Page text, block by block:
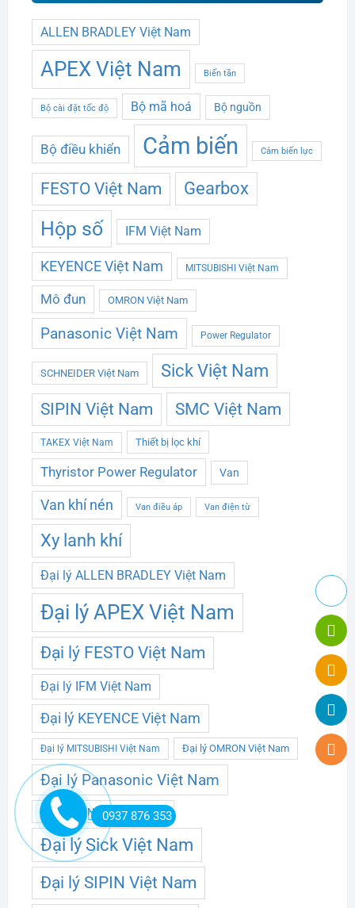
ALLEN BRADLEY Việt Nam
APEX Việt Nam Biến tần
Bộ cài đặt tốc độ Bộ mã hoá Bộ nguồn
Bộ điều khiển Cảm biến Cảm biến lực
FESTO Việt Nam Gearbox
Hộp số IFM Việt Nam
KEYENCE Việt Nam MITSUBISHI Việt Nam
Mô đun OMRON Việt Nam
Panasonic Việt Nam Power Regulator
SCHNEIDER Việt Nam Sick Việt Nam
SIPIN Việt Nam SMC Việt Nam
TAKEX Việt Nam Thiết bị lọc khí
Thyristor Power Regulator Van
Van khí nén Van điều áp Van điện từ
Xy lanh khí
Đại lý ALLEN BRADLEY Việt Nam
Đại lý APEX Việt Nam
Đại lý FESTO Việt Nam
Đại lý IFM Việt Nam
Đại lý KEYENCE Việt Nam
Đại lý MITSUBISHI Việt Nam Đại lý OMRON Việt Nam
Đại lý Panasonic Việt Nam
Đại lý SCHNEIDER Việt Nam
Đại lý Sick Việt Nam
Đại lý SIPIN Việt Nam
0937 876 353